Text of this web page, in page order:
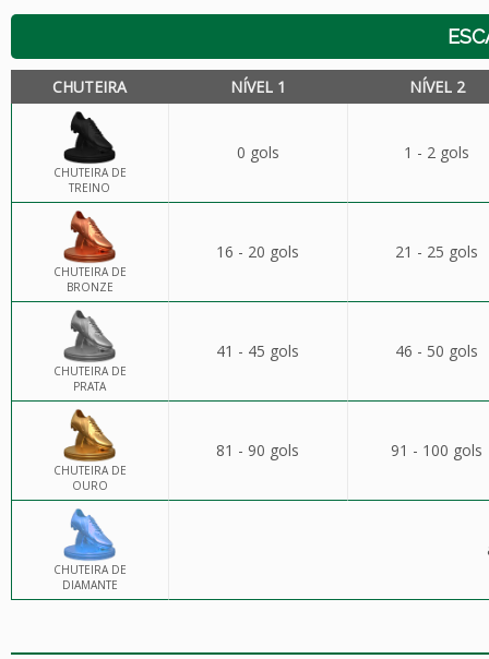
CHUTEIRA NÍVEL 1 NÍVEL 2
CHUTEIRA DE
TREINO
0 gols 1 - 2 gols
CHUTEIRA DE
BRONZE
16 - 20 gols 21 - 25 gols
CHUTEIRA DE
PRATA
41 - 45 gols 46 - 50 gols
CHUTEIRA DE
OURO
81 - 90 gols 91 - 100 gols
CHUTEIRA DE
DIAMANTE